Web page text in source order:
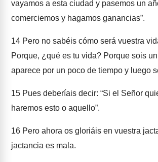
vayamos a esta ciudad y pasemos un
comerciemos y hagamos ganancias”.
14 Pero no sabéis cómo será vuestra
Porque, ¿qué es tu vida? Porque sois
aparece por un poco de tiempo y luego
15 Pues deberíais decir: “Si el Señor
haremos esto o aquello”.
16 Pero ahora os gloriáis en vuestra
jactancia es mala.